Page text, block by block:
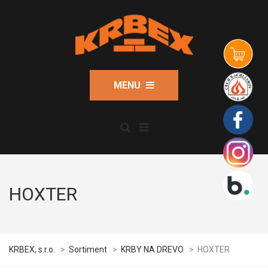
MENU
HOXTER
KRBEX, s.r.o. > Sortiment > KRBY NA DREVO > HOXTER